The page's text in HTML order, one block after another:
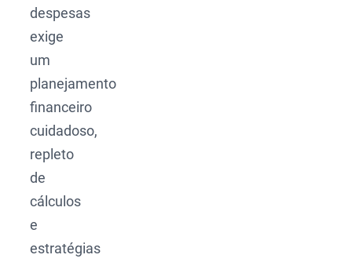
despesas
exige
um
planejamento
financeiro
cuidadoso,
repleto
de
cálculos
e
estratégias